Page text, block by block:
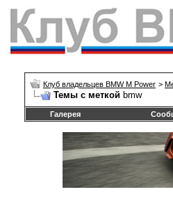
Клуб владельцев BMW M Power >
Темы с меткой bmw
Галерея